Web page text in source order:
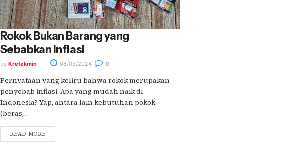
Rokok Bukan Barang yang
Sebabkan Inflasi
by Kretekmin 08/03/2024 0
Pernyataan yang keliru bahwa rokok merupakan
penyebab inflasi. Apa yang mudah naik di
Indonesia? Yap, antara lain kebutuhan pokok
(beras,....
READ MORE